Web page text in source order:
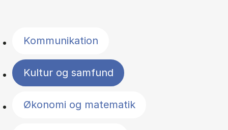
Kommunikation
Kultur og samfund
Økonomi og matematik